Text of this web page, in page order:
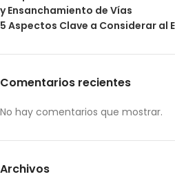
y Ensanchamiento de Vías
5 Aspectos Clave a Considerar al
Comentarios recientes
No hay comentarios que mostrar.
Archivos